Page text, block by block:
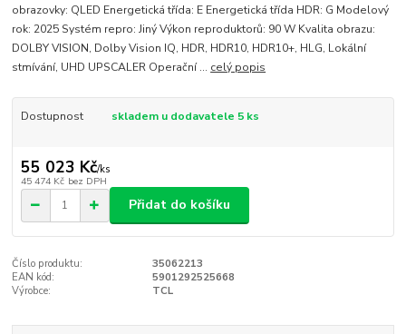
obrazovky: QLED Energetická třída: E Energetická třída HDR: G Modelový
rok: 2025 Systém repro: Jiný Výkon reproduktorů: 90 W Kvalita obrazu:
DOLBY VISION, Dolby Vision IQ, HDR, HDR10, HDR10+, HLG, Lokální
stmívání, UHD UPSCALER Operační ... celý popis
Dostupnost skladem u dodavatele 5 ks
55 023 Kč/ks
45 474 Kč bez DPH
Přidat do košíku
Číslo produktu:
35062213
EAN kód:
5901292525668
Výrobce:
TCL